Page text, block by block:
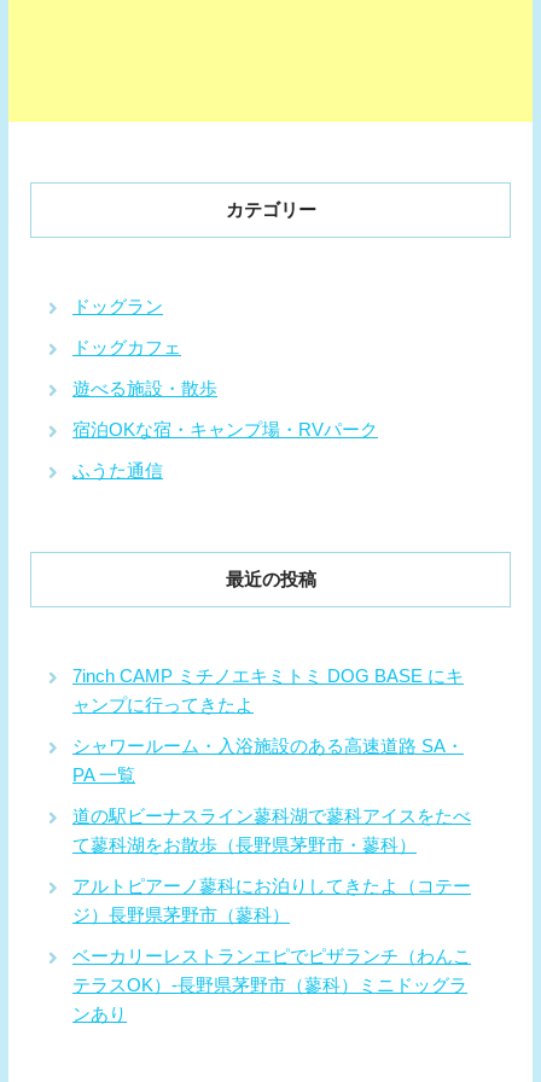
カテゴリー
ドッグラン
ドッグカフェ
遊べる施設・散歩
宿泊OKな宿・キャンプ場・RVパーク
ふうた通信
最近の投稿
7inch CAMP ミチノエキミトミ DOG BASE にキ
ャンプに行ってきたよ
シャワールーム・入浴施設のある高速道路 SA・
PA 一覧
道の駅ビーナスライン蓼科湖で蓼科アイスをたべ
て蓼科湖をお散歩（長野県茅野市・蓼科）
アルトピアーノ蓼科にお泊りしてきたよ（コテー
ジ）長野県茅野市（蓼科）
ベーカリーレストランエピでピザランチ（わんこ
テラスOK）-長野県茅野市（蓼科）ミニドッグラ
ンあり